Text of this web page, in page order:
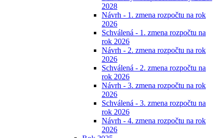
2028
Návrh - 1. zmena rozpočtu na rok
2026
Schválená - 1. zmena rozpočtu na
rok 2026
Návrh - 2. zmena rozpočtu na rok
2026
Schválená - 2. zmena rozpočtu na
rok 2026
Návrh - 3. zmena rozpočtu na rok
2026
Schválená - 3. zmena rozpočtu na
rok 2026
Návrh - 4. zmena rozpočtu na rok
2026